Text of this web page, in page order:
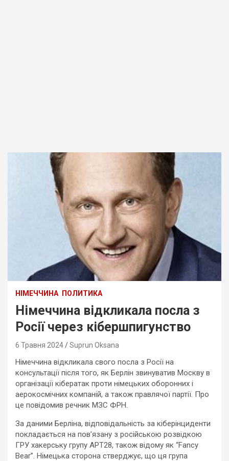
НІМЕЧЧИНА ПОЛИТИКА
Німеччина відкликала посла з
Росії через кібершпигунство
6 Травня 2024 Suprun Oksana
Німеччина відкликала свого посла з Росії на
консультації після того, як Берлін звинуватив Москву в
організації кібератак проти німецьких оборонних і
аерокосмічних компаній, а також правлячої партії. Про
це повідомив речник МЗС ФРН.
За даними Берліна, відповідальність за кіберінциденти
покладається на пов’язану з російською розвідкою
ГРУ хакерську групу АРТ28, також відому як “Fancy
Bear”. Німецька сторона стверджує, що ця група